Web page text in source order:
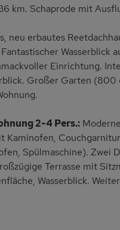
km. Schaprode mit
neu erbautes
Einrichtung.
Großer Garten
2-4 Pers.:
Kaminofen,
Spülmaschine). Zwei
Terrasse mit
Wasserblick.